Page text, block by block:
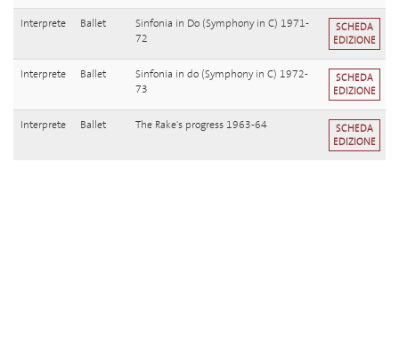
Interprete Ballet
Sinfonia in Do (Symphony in C) 1971-
72
SCHEDA
EDIZIONE
Interprete Ballet
Sinfonia in do (Symphony in C) 1972-
73
SCHEDA
EDIZIONE
Interprete Ballet The Rake's progress 1963-64
SCHEDA
EDIZIONE